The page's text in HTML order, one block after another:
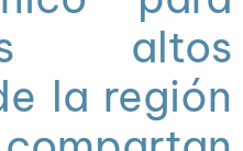
altos
la región